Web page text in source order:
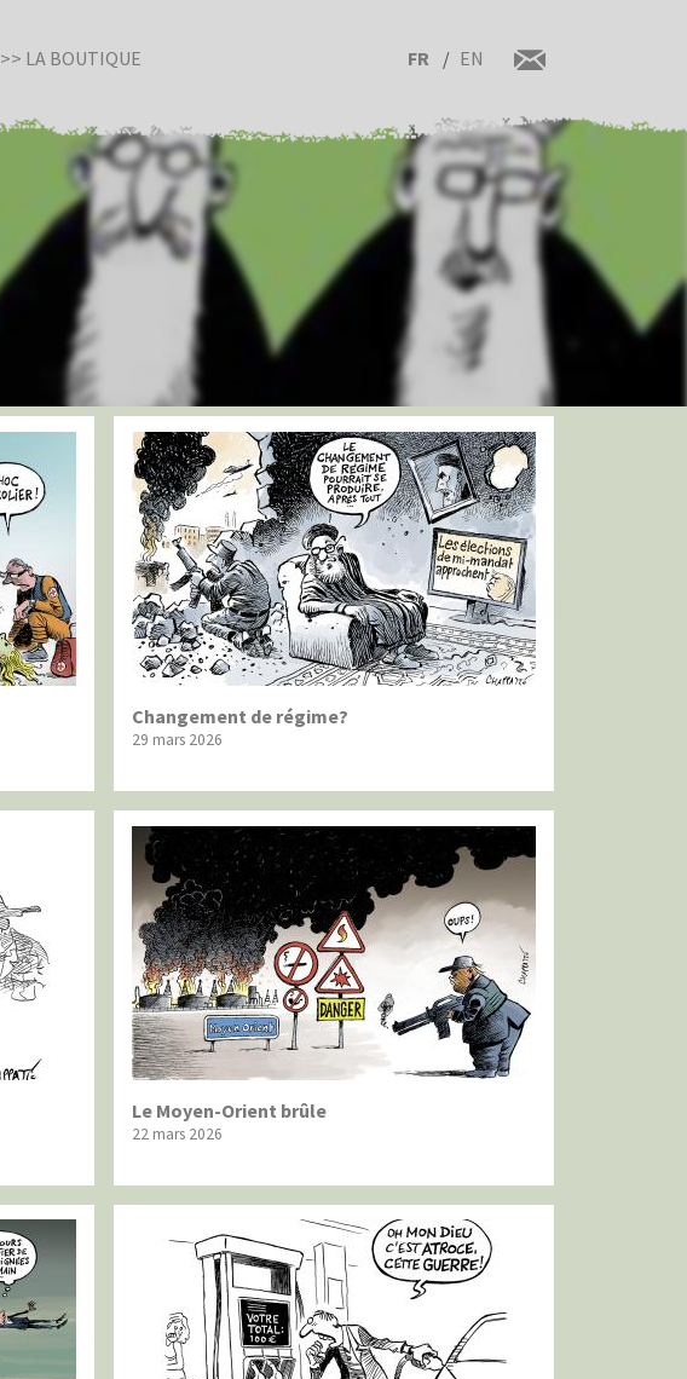
>> LA BOUTIQUE FR EN
Changement de régime?
29 mars 2026
Le Moyen-Orient brûle
22 mars 2026